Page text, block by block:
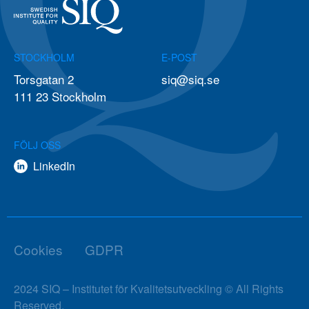
STOCKHOLM
Torsgatan 2
111 23 Stockholm
E-POST
siq@siq.se
FÖLJ OSS
LinkedIn
Cookies GDPR
2024 SIQ – Institutet för Kvalitetsutveckling © All Rights
Reserved.